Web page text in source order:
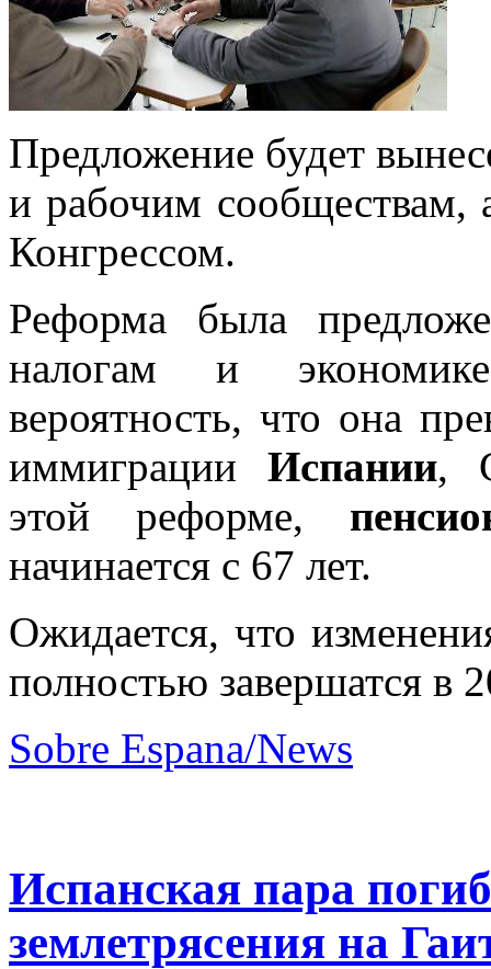
Предложение будет
и рабочим сообществам,
Конгрессом.
Реформа была
налогам и
вероятность, что она
иммиграции Испании,
этой реформе,
начинается с 67 лет.
Ожидается, что
полностью завершатся в
Sobre Espana/News
Испанская пара
землетрясения на